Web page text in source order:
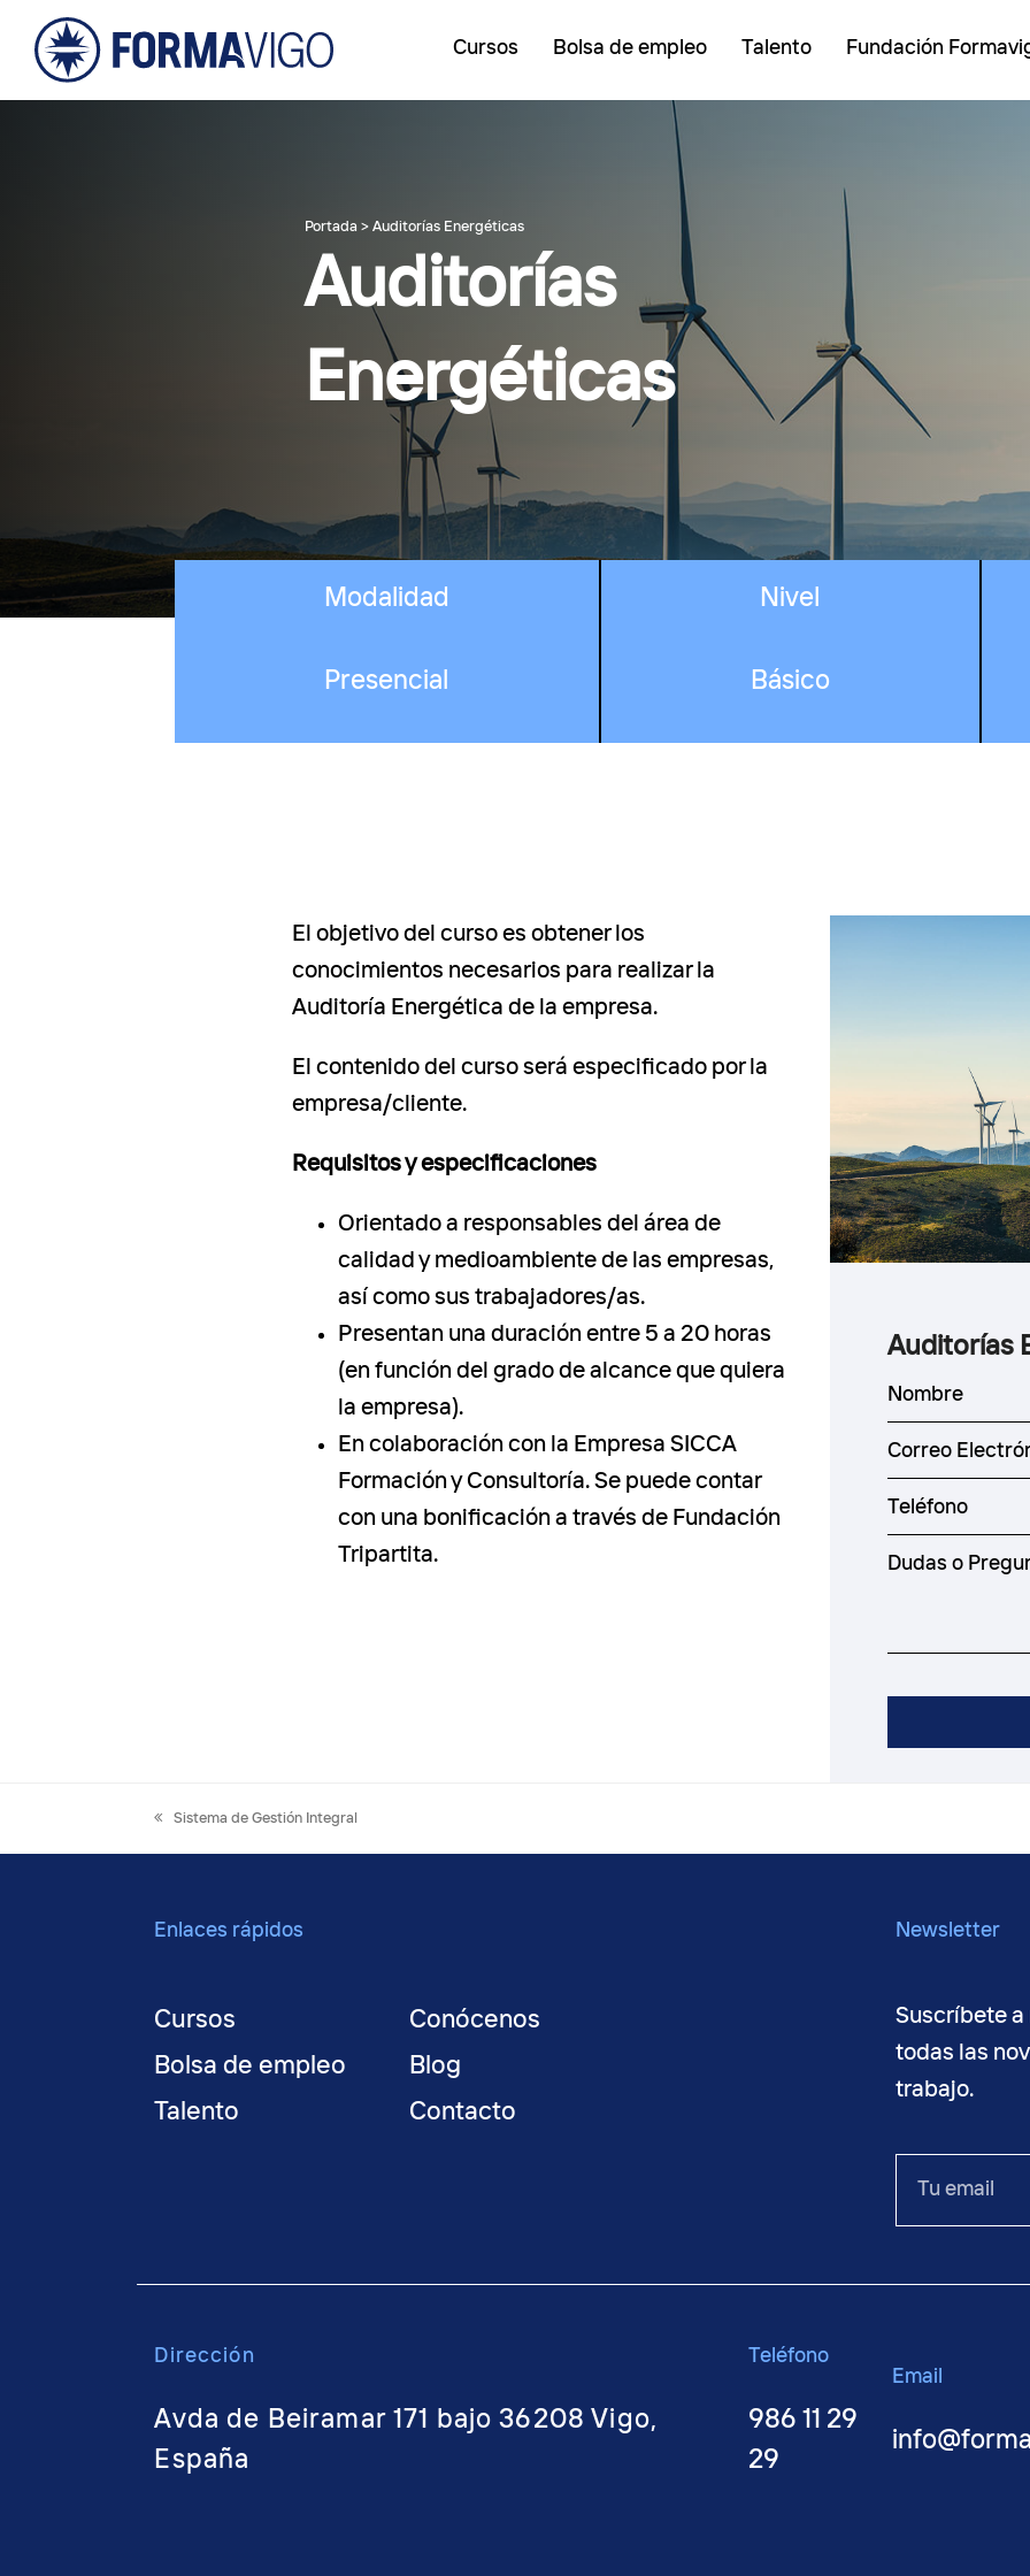
Cursos Bolsa de empleo Talento Fundación
Portada > Auditorías Energéticas
Auditorías
Energéticas
Modalidad
Presencial
Nivel
Básico
El objetivo del curso es obtener los
conocimientos necesarios para realizar la
Auditoría Energética de la empresa.
El contenido del curso será especificado por la
empresa/cliente.
Requisitos y especificaciones
Orientado a responsables del área de
calidad y medioambiente de las empresas,
así como sus trabajadores/as.
Presentan una duración entre 5 a 20 horas
(en función del grado de alcance que quiera
la empresa).
En colaboración con la Empresa SICCA
Formación y Consultoría. Se puede contar
con una bonificación a través de Fundación
Tripartita.
Auditorías
previous
Sistema de Gestión Integral
Enlaces rápidos
Cursos
Bolsa de empleo
Talento
Conócenos
Blog
Contacto
Newsletter
Suscríbete a
todas las
trabajo.
email
Dirección
Avda de Beiramar 171 bajo 36208 Vigo,
España
Teléfono
986 11 29
29
Email